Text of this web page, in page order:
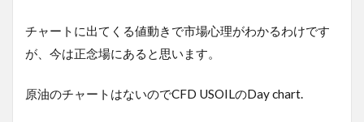
チャートに出てくる値動きで市場心理がわかるわけです
が、今は正念場にあると思います。
原油のチャートはないのでCFD USOILのDay chart.